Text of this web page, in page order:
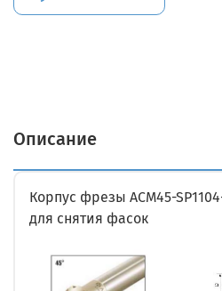
Описание
Корпус фрезы ACM45-
для снятия фасок